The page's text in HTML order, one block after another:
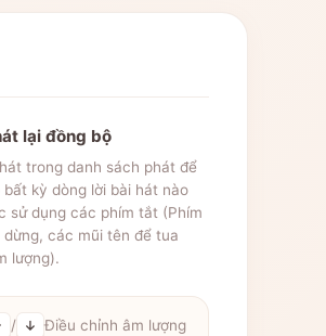
lại đồng bộ
trong danh sách phát để
kỳ dòng lời bài hát nào
sử dụng các phím tắt (Phím
các mũi tên để tua
lượng).
/ ↓ Điều chỉnh âm lượng